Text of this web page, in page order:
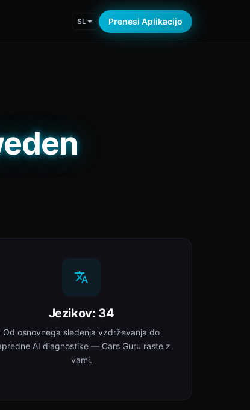
SL Prenesi Aplikacijo
Jezikov: 34
Od osnovnega sledenja vzdrževanja do
AI diagnostike — Cars Guru raste z
vami.